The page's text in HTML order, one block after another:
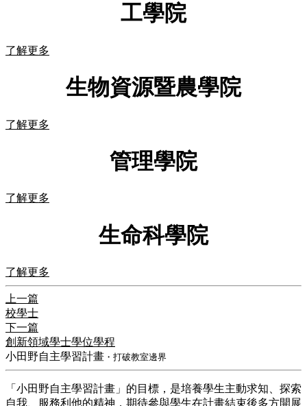
工學院
了解更多
生物資源暨農學院
了解更多
管理學院
了解更多
生命科學院
了解更多
上一篇
校學士
下一篇
創新領域學士學位學程
小田野自主學習計畫 ・打破教室邊界
「小田野自主學習計畫」的目標，是培養學生主動求知、探索
自我、服務利他的精神，期待參與學生在計畫結束後多方開展